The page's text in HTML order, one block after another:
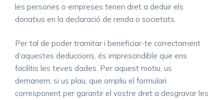
les persones o empreses tenen dret a deduir els
donatius en la declaració de renda o societats.
Per tal de poder tramitar i beneficiar-te correctament
d’aquestes deduccions, és imprescindible que ens
facilitis les teves dades. Per aquest motiu, us
demanem, si us plau, que ompliu el formulari
corresponent per garantir el vostre dret a desgravar les